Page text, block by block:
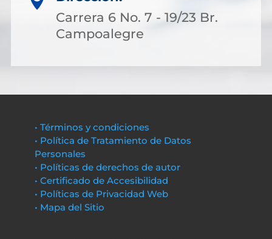
Carrera 6 No. 7 - 19/23 Br.
Campoalegre
• Términos y condiciones
• Política de Tratamiento de Datos
Personales
• Políticas de derechos de autor
• Certificado de Accesibilidad
• Políticas de Privacidad Web
• Mapa del Sitio